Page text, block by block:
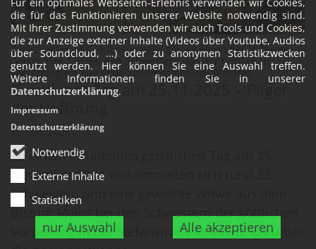
die für das Funktionieren unserer Website notwendig sind.
Mit Ihrer Zustimmung verwenden wir auch Tools und Cookies,
die zur Anzeige externer Inhalte (Videos über Youtube, Audios
über Soundcloud, ...) oder zu anonymen Statistikzwecken
genutzt werden. Hier können Sie eine Auswahl treffen.
Weitere Informationen finden Sie in unserer
Datenschutzerklärung.
Notwendig
Externe Inhalte
Statistiken
nur Auswahl Alle akzeptieren
Impressum
Datenschutzerklärung
Zum zweiten Mal in diesem Jahr gab es einen besonderen
Geistlichen Tag bei den Schwestern von der Göttlichen
Vorsehung für alle Ordensschwestern des Bistums:
Geistlicher Tag am 25.11.2025 – Pilger
der Hoffnung
15. Jan. 2025
Zu einem erfüllenden geistlichen Tag am 25.
November 2024 versammelten sich rund 33
Schwestern und eine geweihte Witwe aus dem
Bistum Mainz bei den Schwestern der göttlichen
Vorsehung in der Stefanstraße in Mainz, darunter